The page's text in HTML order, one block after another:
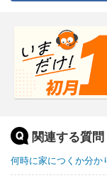
関連する質問
何時に家につくか分か